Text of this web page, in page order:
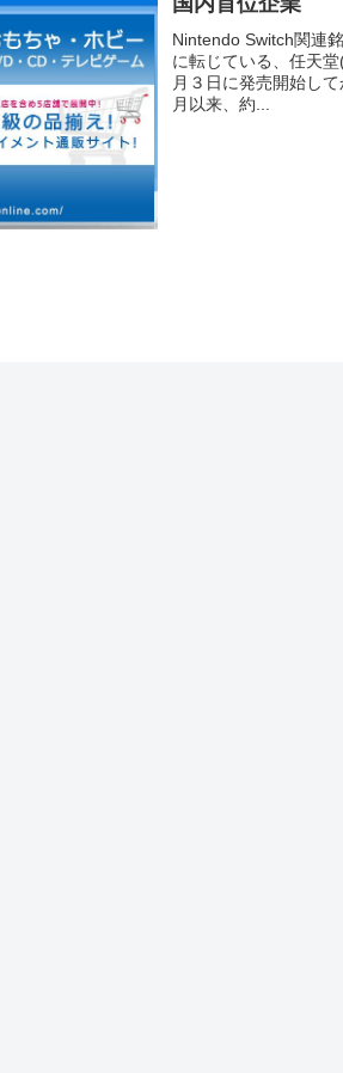
Nintendo Switch関連
に転じている、任天
月３日に発売開始し
月以来、約...